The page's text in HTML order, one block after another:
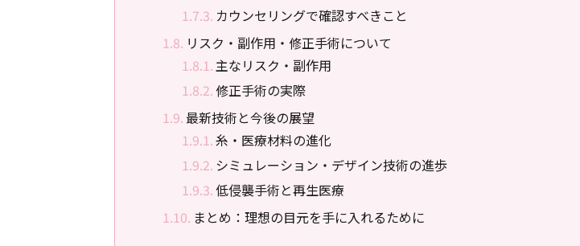
カウンセリングで確認すべきこと
リスク・副作用・修正手術について
主なリスク・副作用
修正手術の実際
最新技術と今後の展望
糸・医療材料の進化
シミュレーション・デザイン技術の進歩
低侵襲手術と再生医療
まとめ：理想の目元を手に入れるために